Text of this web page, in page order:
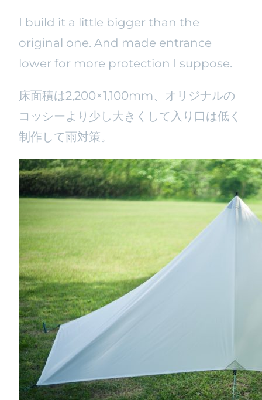
I build it a little bigger than the
original one. And made entrance
lower for more protection I suppose.
床面積は2,200×1,100mm、オリジナルの
コッシーより少し大きくして入り口は低く
制作して雨対策。